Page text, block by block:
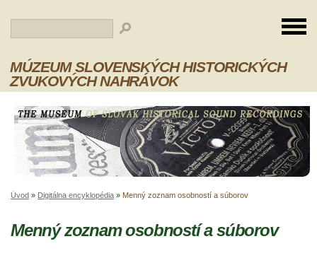
MÚZEUM SLOVENSKÝCH HISTORICKÝCH
ZVUKOVÝCH NAHRÁVOK
Úvod » Digitálna encyklopédia » Menný zoznam osobností a súborov
Menný zoznam osobností a súborov